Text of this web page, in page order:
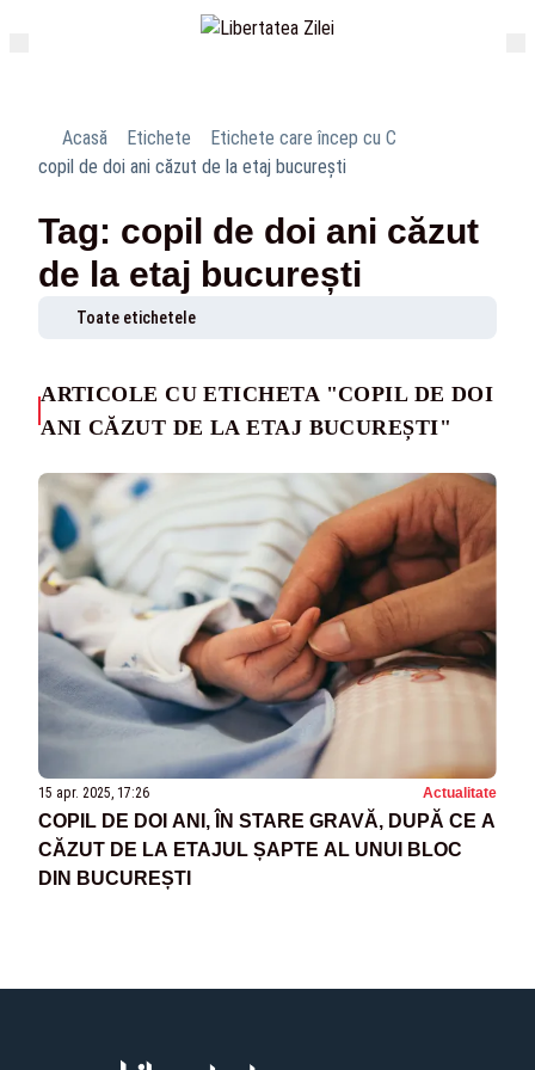
Acasă Etichete
Etichete care încep cu C
copil de doi ani căzut de la etaj bucurești
Tag: copil de doi ani căzut
de la etaj bucurești
Toate etichetele
ARTICOLE CU ETICHETA "COPIL DE DOI
ANI CĂZUT DE LA ETAJ BUCUREȘTI"
15 apr. 2025, 17:26 Actualitate
COPIL DE DOI ANI, ÎN STARE GRAVĂ, DUPĂ CE A
CĂZUT DE LA ETAJUL ȘAPTE AL UNUI BLOC
DIN BUCUREȘTI